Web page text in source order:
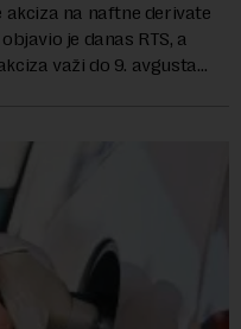
akciza na naftne derivate
je danas RTS, a
važi do 9. avgusta